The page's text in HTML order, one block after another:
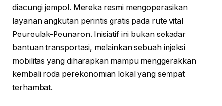
diacungi jempol. Mereka resmi mengoperasikan
layanan angkutan perintis gratis pada rute vital
Peureulak-Peunaron. Inisiatif ini bukan sekadar
bantuan transportasi, melainkan sebuah injeksi
mobilitas yang diharapkan mampu menggerakkan
kembali roda perekonomian lokal yang sempat
terhambat.